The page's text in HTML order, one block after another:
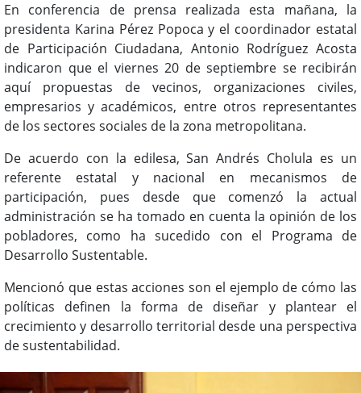
En conferencia de prensa realizada esta mañana, la
presidenta Karina Pérez Popoca y el coordinador estatal
de Participación Ciudadana, Antonio Rodríguez Acosta
indicaron que el viernes 20 de septiembre se recibirán
aquí propuestas de vecinos, organizaciones civiles,
empresarios y académicos, entre otros representantes
de los sectores sociales de la zona metropolitana.
De acuerdo con la edilesa, San Andrés Cholula es un
referente estatal y nacional en mecanismos de
participación, pues desde que comenzó la actual
administración se ha tomado en cuenta la opinión de los
pobladores, como ha sucedido con el Programa de
Desarrollo Sustentable.
Mencionó que estas acciones son el ejemplo de cómo las
políticas definen la forma de diseñar y plantear el
crecimiento y desarrollo territorial desde una perspectiva
de sustentabilidad.